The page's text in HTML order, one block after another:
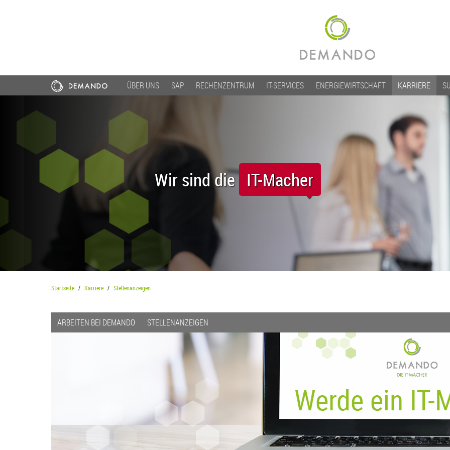
ÜBER UNS SAP RECHENZENTRUM IT-SERVICES ENERGIEWIRTSCHAFT KARRIERE
Wir sind die IT-Macher
Startseite Karriere Stellenanzeigen
ARBEITEN BEI DEMANDO STELLENANZEIGEN